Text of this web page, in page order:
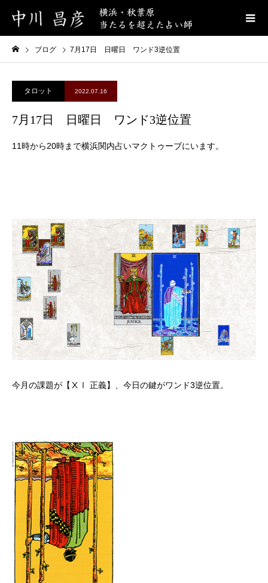
ブログ 7月17日 日曜日 ワンド3逆位置
タロット 2022.07.16
7月17日 日曜日 ワンド3逆位置
11時から20時まで横浜関内占いマクトゥーブにいます。
今月の課題が【ⅩⅠ 正義】、今日の鍵がワンド3逆位置。